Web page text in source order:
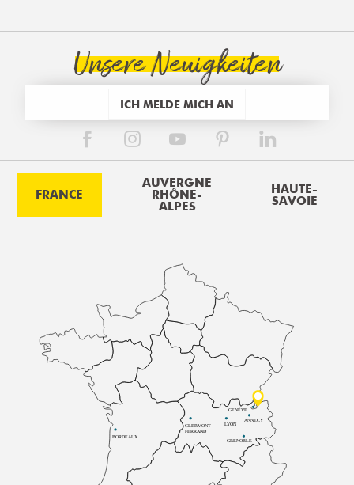
Unsere Neuigkeiten
ICH MELDE MICH AN
FRANCE
AUVERGNE
RHÔNE-
ALPES
HAUTE-
SAVOIE
BORDEAUX
CLERMONT-
FERRAND
LYON
ANNECY
GRENOBLE
GENÈVE